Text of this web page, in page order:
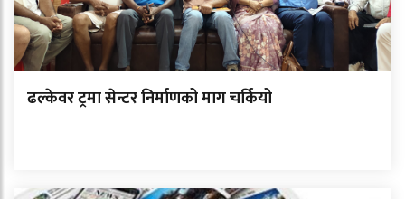
ढल्केवर ट्रमा सेन्टर निर्माणको माग चर्कियो